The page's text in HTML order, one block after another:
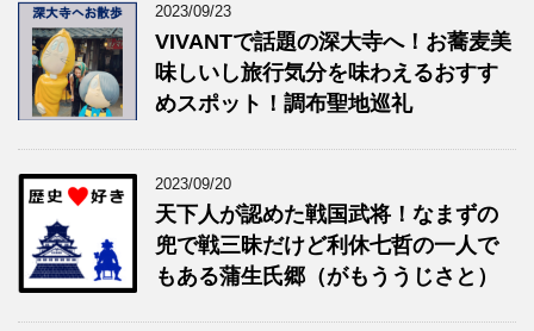
2023/09/23
VIVANTで話題の深大寺へ！お蕎麦美
味しいし旅行気分を味わえるおすす
めスポット！調布聖地巡礼
2023/09/20
天下人が認めた戦国武将！なまずの
兜で戦三昧だけど利休七哲の一人で
もある蒲生氏郷（がもううじさと）